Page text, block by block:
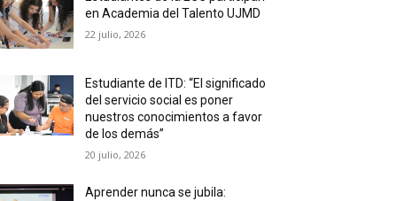
en Academia del Talento UJMD
22 julio, 2026
Estudiante de ITD: “El significado
del servicio social es poner
nuestros conocimientos a favor
de los demás”
20 julio, 2026
Aprender nunca se jubila: